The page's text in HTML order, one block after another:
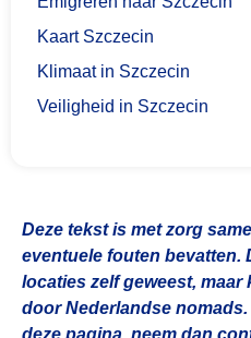
Kaart Szczecin
Klimaat in Szczecin
Veiligheid in Szczecin
Deze tekst is met zorg
eventuele fouten bevatten.
locaties zelf geweest,
door Nederlandse
deze pagina, neem dan